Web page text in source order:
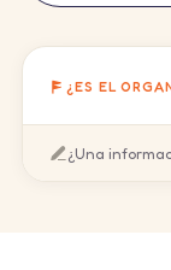
¿ES EL
¿Una